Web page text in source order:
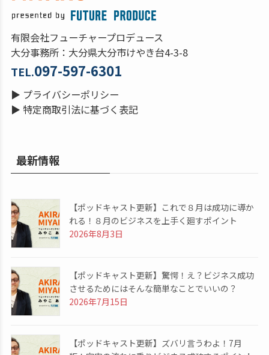
有限会社フューチャープロデュース
大分事務所：大分県大分市けやき台4-3-8
TEL.097-597-6301
▶ プライバシーポリシー
▶ 特定商取引法に基づく表記
最新情報
【ポッドキャスト更新】これで８月は成功に導か
れる！８月のビジネスを上手く廻すポイント
2026年8月3日
【ポッドキャスト更新】驚愕！え？ビジネス成功
させるためにはそんな簡単なことでいいの？
2026年7月15日
【ポッドキャスト更新】ズバリ言うわよ！7月